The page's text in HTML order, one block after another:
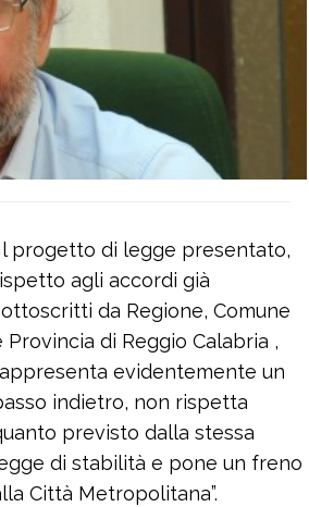
progetto di legge presentato,
agli accordi già
da Regione, Comune
Provincia di Reggio Calabria ,
evidentemente un
indietro, non rispetta
previsto dalla stessa
di stabilità e pone un freno
Città Metropolitana”.